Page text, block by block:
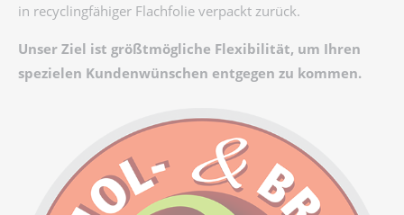
in recyclingfähiger Flachfolie verpackt zurück.
Unser Ziel ist größtmögliche Flexibilität, um Ihren
spezielen Kundenwünschen entgegen zu kommen.